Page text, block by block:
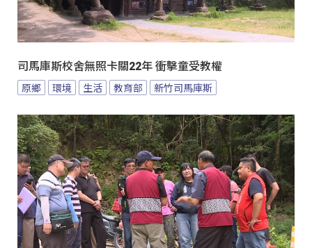
司馬庫斯校舍無照卡關22年 衝擊童受教權
原鄉 環境 生活 教育部 新竹司馬庫斯